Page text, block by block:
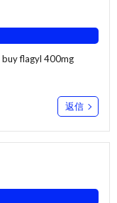
buy flagyl 400mg
返信